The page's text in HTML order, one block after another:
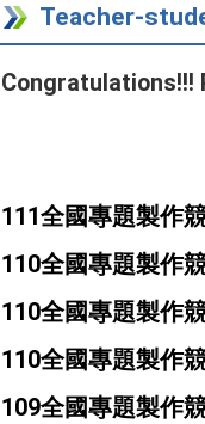
Teacher-
Congratulations!!!
111全國專題製作
110全國專題製作
110全國專題製作
110全國專題製作
109全國專題製作